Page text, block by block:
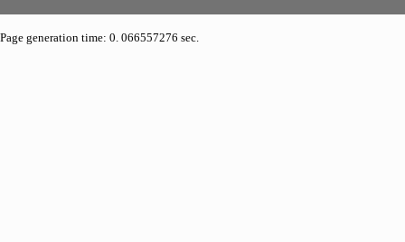
Page generation time: 0. 066557276 sec.